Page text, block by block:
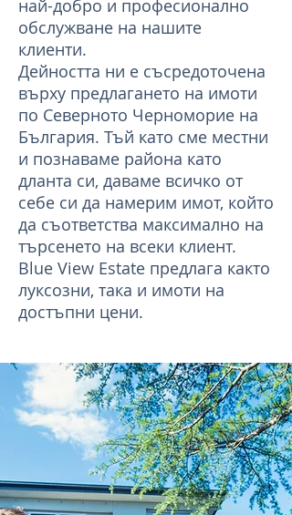
най-добро и професионално
обслужване на нашите
клиенти.
Дейността ни е съсредоточена
върху предлагането на имоти
по Северното Черноморие на
България. Тъй като сме местни
и познаваме района като
дланта си, даваме всичко от
себе си да намерим имот, който
да съответства максимално на
търсенето на всеки клиент.
Blue View Estate предлага както
луксозни, така и имоти на
достъпни цени.